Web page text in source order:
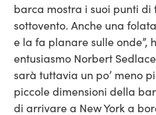
barca mostra i suoi punti
sottovento. Anche una
e la fa planare sulle onde”,
entusiasmo Norbert
sarà tuttavia un po’ meno
piccole dimensioni della
di arrivare a New York a